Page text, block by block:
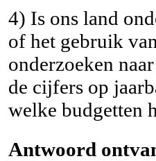
4) Is ons land
of het gebruik
onderzoeken
de cijfers op
welke budgetten
Antwoord